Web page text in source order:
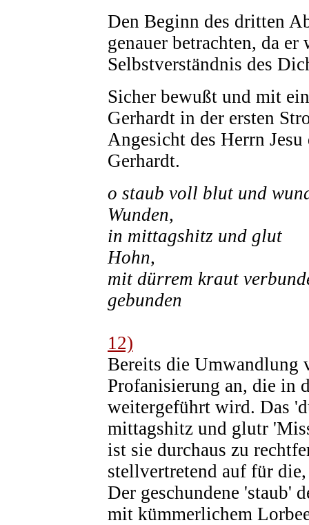
Den Beginn des dritten
genauer betrachten, da er
Selbstverständnis des
Sicher bewußt und mit
Gerhardt in der ersten
Angesicht des Herrn
Gerhardt.
o staub voll blut und
Wunden,
in mittagshitz und
Hohn,
mit dürrem kraut
gebunden
12)
Bereits die Umwandlung
Profanisierung an, die in
weitergeführt wird. Das
mittagshitz und glutr
ist sie durchaus zu
stellvertretend auf für
Der geschundene 'staub'
mit kümmerlichem